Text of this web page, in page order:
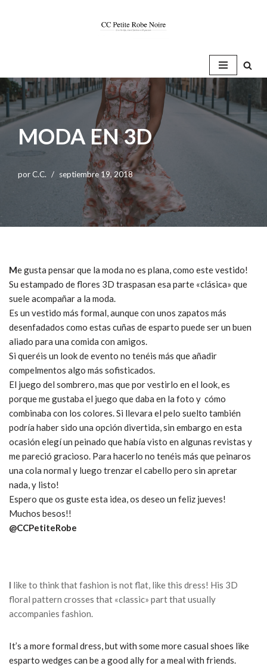
MODA EN 3D
porC.C. septiembre 19, 2018
Me gusta pensar que la moda no es plana, como este vestido!
Su estampado de flores 3D traspasan esa parte «clásica» que
suele acompañar a la moda.
Es un vestido más formal, aunque con unos zapatos más
desenfadados como estas cuñas de esparto puede ser un buen
aliado para una comida con amigos.
Si queréis un look de evento no tenéis más que añadir
compelmentos algo más sofisticados.
El juego del sombrero, mas que por vestirlo en el look, es
porque me gustaba el juego que daba en la foto y cómo
combinaba con los colores. Si llevara el pelo suelto también
podría haber sido una opción divertida, sin embargo en esta
ocasión elegí un peinado que había visto en algunas revistas y
me pareció gracioso. Para hacerlo no tenéis más que peinaros
una cola normal y luego trenzar el cabello pero sin apretar
nada, y listo!
Espero que os guste esta idea, os deseo un feliz jueves!
Muchos besos!!
@CCPetiteRobe
I like to think that fashion is not flat, like this dress! His 3D
floral pattern crosses that «classic» part that usually
accompanies fashion.
It’s a more formal dress, but with some more casual shoes like
esparto wedges can be a good ally for a meal with friends.